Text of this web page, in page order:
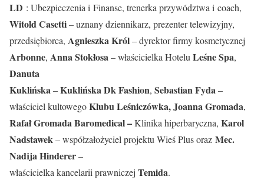
LD : Ubezpieczenia i Finanse, trenerka przywództwa i coach,
Witold Casetti– uznany dziennikarz, prezenter telewizyjny,
przedsiębiorca, Agnieszka Król– dyrektor firmy kosmetycznej
Arbonne, Anna Stokłosa– właścicielka HoteluLeśne Spa,
Danuta
Kuklińska–Kuklińska Dk Fashion, Sebastian Fyda–
właściciel kultowegoKlubu Leśniczówka, Joanna Gromada,
Rafał Gromada Baromedical –Klinika hiperbaryczna, Karol
Nadstawek– współzałożyciel projektu Wieś Plus oraz Mec.
Nadĳa Hinderer–
właścicielka kancelarii prawniczej Temida.